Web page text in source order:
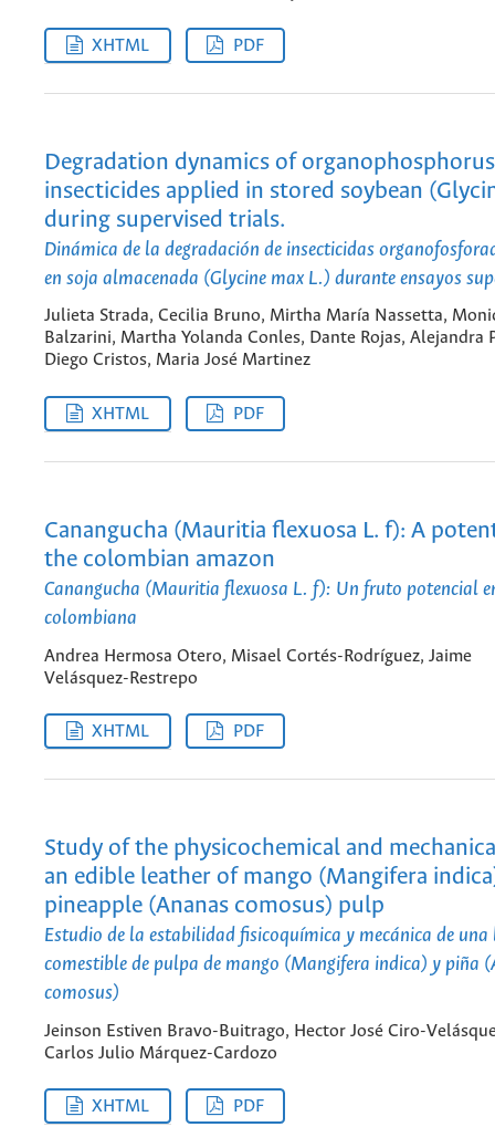
XHTML PDF
Degradation dynamics of organophosphorus
insecticides applied in stored soybean
during supervised trials.
Dinámica de la degradación de insecticidas
en soja almacenada (Glycine max L.) durante ensayos
Julieta Strada, Cecilia Bruno, Mirtha María Nassetta,
Balzarini, Martha Yolanda Conles, Dante Rojas, Alejandra
Diego Cristos, Maria José Martinez
XHTML PDF
Canangucha (Mauritia flexuosa L. f): A
the colombian amazon
Canangucha (Mauritia flexuosa L. f): Un fruto potencial
colombiana
Andrea Hermosa Otero, Misael Cortés-Rodríguez, Jaime
Velásquez-Restrepo
XHTML PDF
Study of the physicochemical and
an edible leather of mango (Mangifera
pineapple (Ananas comosus) pulp
Estudio de la estabilidad fisicoquímica y mecánica de
comestible de pulpa de mango (Mangifera indica) y piña
comosus)
Jeinson Estiven Bravo-Buitrago, Hector José Ciro-
Carlos Julio Márquez-Cardozo
XHTML PDF